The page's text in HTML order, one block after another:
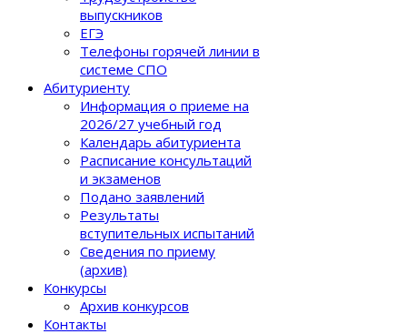
выпускников
ЕГЭ
Телефоны горячей линии в
системе СПО
Абитуриенту
Информация о приеме на
2026/27 учебный год
Календарь абитуриента
Расписание консультаций
и экзаменов
Подано заявлений
Результаты
вступительных испытаний
Сведения по приему
(архив)
Конкурсы
Архив конкурсов
Контакты